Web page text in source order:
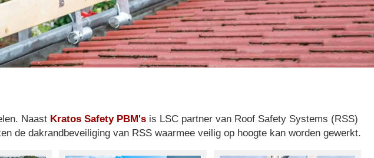
Naast Kratos Safety PBM's is LSC partner van Roof Safety Systems (RSS)
de dakrandbeveiliging van RSS waarmee veilig op hoogte kan worden gewerkt.